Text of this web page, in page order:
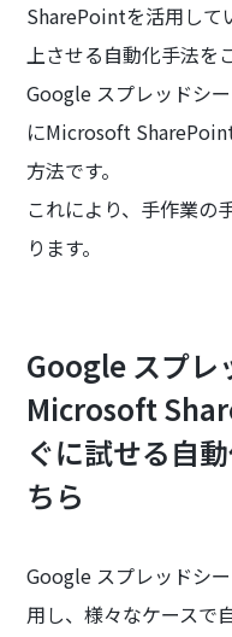
SharePointを活用して
上させる自動化手法を
Google スプレッドシ
にMicrosoft
方法です。
これにより、手作業の
ります。
Google スプレ
Microsoft
ぐに試せる自
ちら
Google スプレッドシ
用し、様々なケースで